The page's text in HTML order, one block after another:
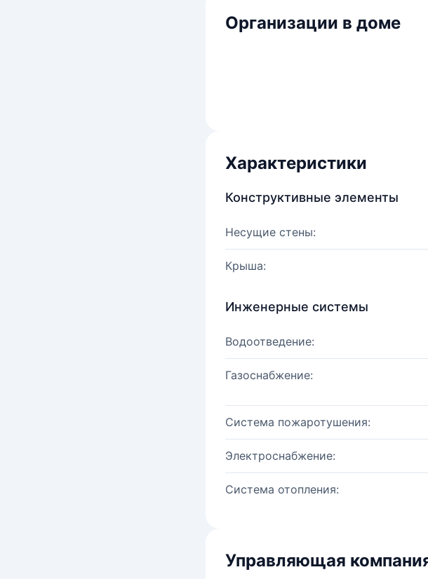
Организации в доме
Характеристики
Конструктивные элементы
Несущие стены:
Крыша:
Инженерные системы
Водоотведение:
Газоснабжение:
Система пожаротушения:
Электроснабжение:
Система отопления:
Управляющая